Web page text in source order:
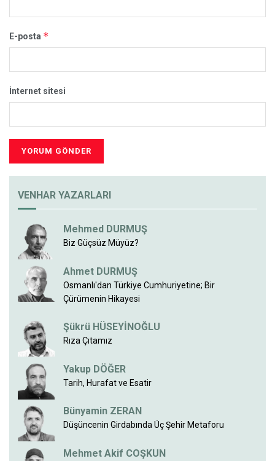
E-posta *
İnternet sitesi
VENHAR YAZARLARI
Mehmed DURMUŞ
Biz Güçsüz Müyüz?
Ahmet DURMUŞ
Osmanlı'dan Türkiye Cumhuriyetine; Bir
Çürümenin Hikayesi
Şükrü HÜSEYİNOĞLU
Rıza Çıtamız
Yakup DÖĞER
Tarih, Hurafat ve Esatir
Bünyamin ZERAN
Düşüncenin Girdabında Üç Şehir Metaforu
Mehmet Akif COŞKUN